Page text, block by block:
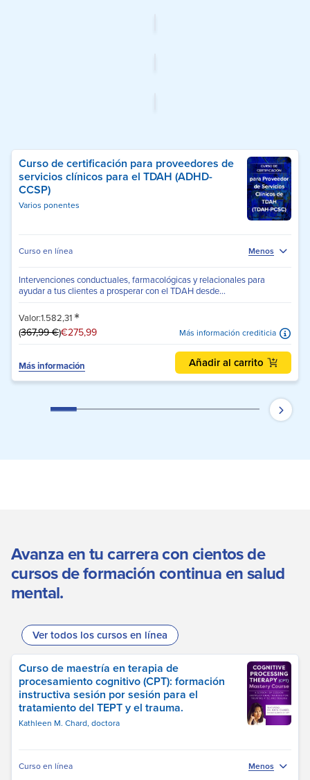
Curso de certificación para proveedores de
servicios clínicos para el TDAH (ADHD-
CCSP)
Varios ponentes
Curso en línea Menos
Intervenciones conductuales, farmacológicas y relacionales para
ayudar a tus clientes a prosperar con el TDAH desde...
Valor:1.582,31 *
(367,99 €)€275,99 Más información crediticia
Más información Añadir al carrito
Avanza en tu carrera con cientos de
cursos de formación continua en salud
mental.
Ver todos los cursos en línea
Curso de maestría en terapia de
procesamiento cognitivo (CPT): formación
instructiva sesión por sesión para el
tratamiento del TEPT y el trauma.
Kathleen M. Chard, doctora
Curso en línea Menos